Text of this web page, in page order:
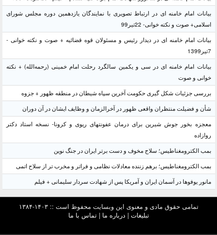
بیانات امام خامنه ای در ارتباط تصویری با نمایندگان یازدهمین دوره مجلس شورای
اسلامی+ صوت و نکته خوانی- 22تیر99
بیانات امام خامنه ای در دیدار رئیس و مسئولان قوه قضائیه + صوت و نکته خوانی -
7تیر1399
بیانات امام خامنه ای در سی و یکمین سالگرد رحلت امام خمینی (رحمه‌الله) + نکته
خوانی و صوت
بررسی جزئیات شکل گیری حکومت آخرین سپاه شیطان در منطقه ظهور + جزوه
شأن و فضیلت منتظران واقعی ظهور در آخرالزمان و وظایف ایشان در آن دوران
معجزه بخور جوش شیرین برای درمان عفونتهای ریوی و کرونا- نسخه استاد دکتر
روازاده
بمب الکترومغناطیس؛ سلاح مخوف و دست برتر ایران در جنگ نوین
بمب الکترومغناطیس؛ برهم زننده معادلات نظامی و فراتر و مخرب تر از سلاح اتمی
مانور یوفوها در آسمان ایران و آمریکا پس از شهادت سردار سلیمانی + فیلم
تمامی حقوق مادی و معنوی این وبسایت محفوظ است :: ۱۴۰۳-۱۳۸۴
تبلیغات | درباره ما |تماس با ما